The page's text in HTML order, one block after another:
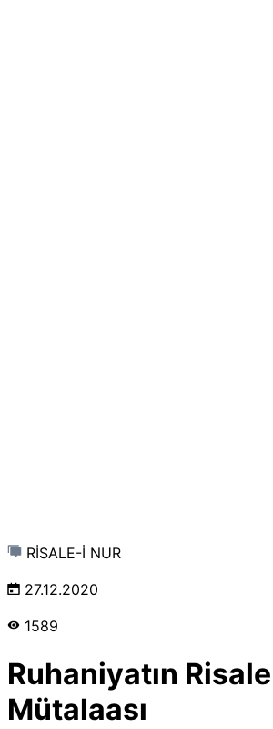
RİSALE-İ NUR
27.12.2020
1589
Ruhaniyatın
Mütalaası